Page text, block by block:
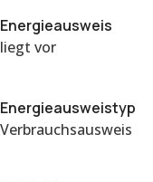
Energieausweis
liegt vor
Energie­ausweistyp
Verbrauchsausweis